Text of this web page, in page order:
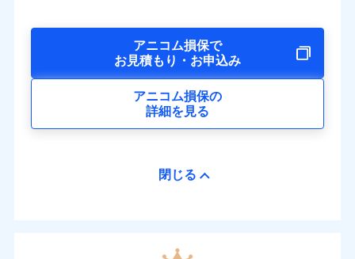
閉じる
アニコム損保で
お見積もり・お申込み
アニコム損保の
詳細を見る